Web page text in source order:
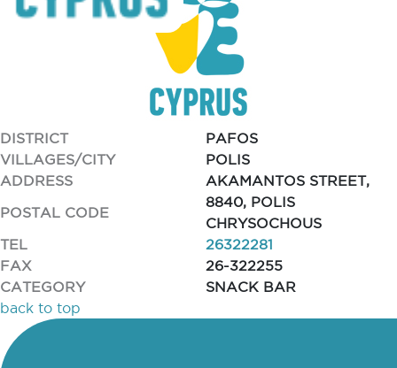
DISTRICT
PAFOS
VILLAGES/CITY
POLIS
ADDRESS
AKAMANTOS STREET,
POSTAL CODE
8840, POLIS
CHRYSOCHOUS
TEL
26322281
FAX
26-322255
CATEGORY
SNACK BAR
back to top